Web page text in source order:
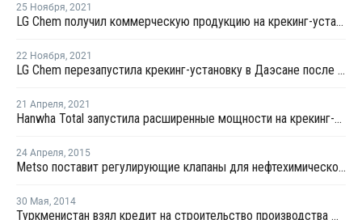
25 Ноября, 2021
LG Chem получил коммерческую продукцию на крекинг-установке в Даэсане после перезапуска
22 Ноября, 2021
LG Chem перезапустила крекинг-установку в Даэсане после планового ремонта
21 Апреля, 2021
Hanwha Total запустила расширенные мощности на крекинг-установке в Даэсане
24 Апреля, 2015
Metso поставит регулирующие клапаны для нефтехимического комплекса в Туркменистане
30 Мая, 2014
Туркменистан взял кредит на строительство производства ПЭ и ПП